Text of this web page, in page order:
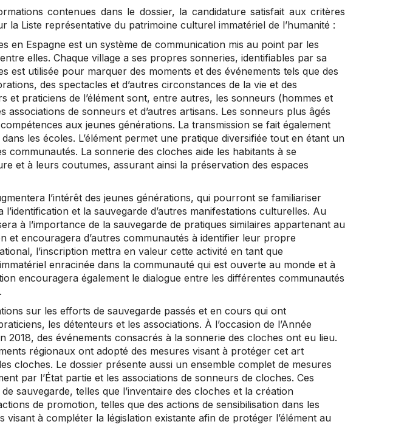
contenues dans le dossier, la candidature satisfait aux critères
la Liste représentative du patrimoine culturel immatériel de l’humanité :
en Espagne est un système de communication mis au point par les
elles. Chaque village a ses propres sonneries, identifiables par sa
est utilisée pour marquer des moments et des événements tels que des
des spectacles et d’autres circonstances de la vie et des
et praticiens de l’élément sont, entre autres, les sonneurs (hommes et
de sonneurs et d’autres artisans. Les sonneurs plus âgés
aux jeunes générations. La transmission se fait également
les écoles. L’élément permet une pratique diversifiée tout en étant un
communautés. La sonnerie des cloches aide les habitants à se
et à leurs coutumes, assurant ainsi la préservation des espaces
l’intérêt des jeunes générations, qui pourront se familiariser
et la sauvegarde d’autres manifestations culturelles. Au
à l’importance de la sauvegarde de pratiques similaires appartenant au
et encouragera d’autres communautés à identifier leur propre
l’inscription mettra en valeur cette activité en tant que
enracinée dans la communauté qui est ouverte au monde et à
encouragera également le dialogue entre les différentes communautés
sur les efforts de sauvegarde passés et en cours qui ont
les détenteurs et les associations. À l’occasion de l’Année
des événements consacrés à la sonnerie des cloches ont eu lieu.
régionaux ont adopté des mesures visant à protéger cet art
cloches. Le dossier présente aussi un ensemble complet de mesures
par l’État partie et les associations de sonneurs de cloches. Ces
sauvegarde, telles que l’inventaire des cloches et la création
de promotion, telles que des actions de sensibilisation dans les
visant à compléter la législation existante afin de protéger l’élément au